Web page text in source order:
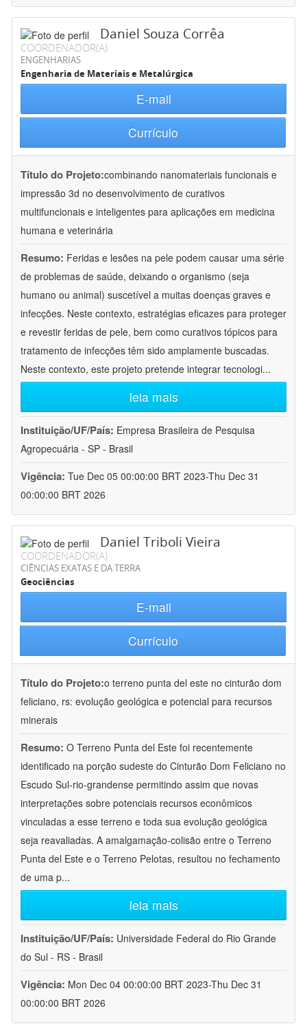
Daniel Souza Corrêa
COORDENADOR(A)
ENGENHARIAS
Engenharia de Materiais e Metalúrgica
E-mail
Currículo
Título do Projeto:combinando nanomateriais funcionais e
impressão 3d no desenvolvimento de curativos
multifuncionais e inteligentes para aplicações em medicina
humana e veterinária
Resumo: Feridas e lesões na pele podem causar uma série
de problemas de saúde, deixando o organismo (seja
humano ou animal) suscetível a muitas doenças graves e
infecções. Neste contexto, estratégias eficazes para proteger
e revestir feridas de pele, bem como curativos tópicos para
tratamento de infecções têm sido amplamente buscadas.
Neste contexto, este projeto pretende integrar tecnologi...
leia mais
Instituição/UF/País: Empresa Brasileira de Pesquisa
Agropecuária - SP - Brasil
Vigência: Tue Dec 05 00:00:00 BRT 2023-Thu Dec 31
00:00:00 BRT 2026
Daniel Triboli Vieira
COORDENADOR(A)
CIÊNCIAS EXATAS E DA TERRA
Geociências
E-mail
Currículo
Título do Projeto:o terreno punta del este no cinturão dom
feliciano, rs: evolução geológica e potencial para recursos
minerais
Resumo: O Terreno Punta del Este foi recentemente
identificado na porção sudeste do Cinturão Dom Feliciano no
Escudo Sul-rio-grandense permitindo assim que novas
interpretações sobre potenciais recursos econômicos
vinculadas a esse terreno e toda sua evolução geológica
seja reavaliadas. A amalgamação-colisão entre o Terreno
Punta del Este e o Terreno Pelotas, resultou no fechamento
de uma p...
leia mais
Instituição/UF/País: Universidade Federal do Rio Grande
do Sul - RS - Brasil
Vigência: Mon Dec 04 00:00:00 BRT 2023-Thu Dec 31
00:00:00 BRT 2026